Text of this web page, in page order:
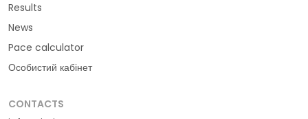
Results
News
Pace calculator
Особистий кабінет
CONTACTS